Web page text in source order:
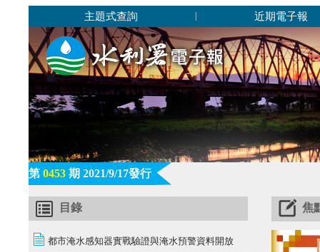
主題式查詢 近期電子報
第 0453 期 2021/9/17發行
目錄
都市淹水感知器實戰驗證與淹水預警資料開放
焦